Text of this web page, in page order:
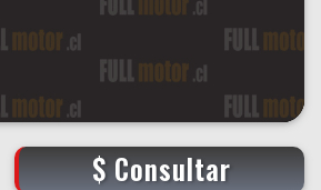
$ Consultar